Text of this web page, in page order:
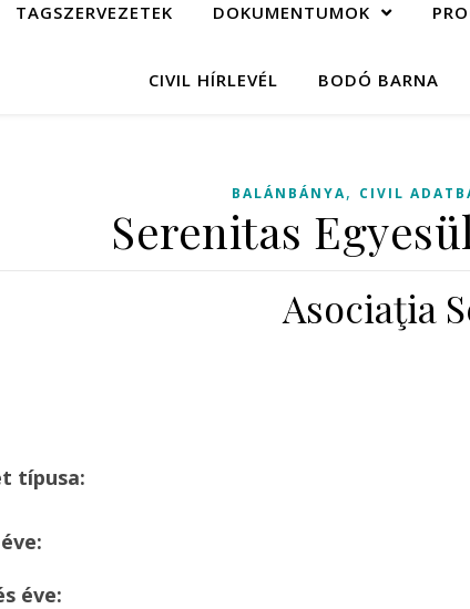
TAGSZERVEZETEK DOKUMENTUMOK
CIVIL HÍRLEVÉL BODÓ BARNA
BALÁNBÁNYA, CIVIL
Serenitas
Asociaţia
típusa:
éve: